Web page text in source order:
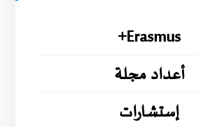
Erasmus+
أعداد مجلة
إستشارات